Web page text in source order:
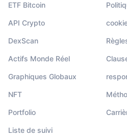
ETF Bitcoin
API Crypto
DexScan
Actifs Monde Réel
Graphiques Globaux
NFT
Portfolio
Liste de suivi